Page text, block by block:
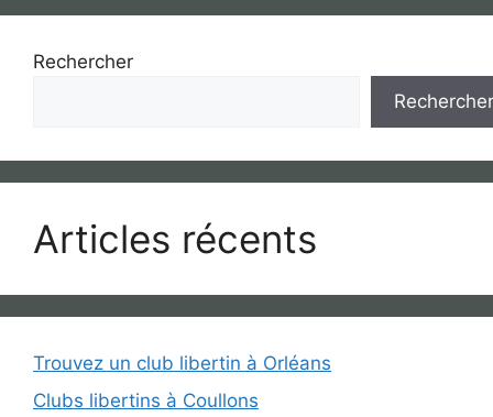
Rechercher
Rechercher
Articles récents
Trouvez un club libertin à Orléans
Clubs libertins à Coullons